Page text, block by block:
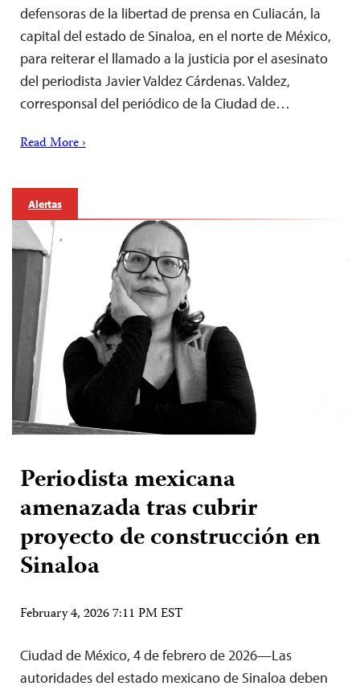
defensoras de la libertad de prensa en Culiacán, la
capital del estado de Sinaloa, en el norte de México,
para reiterar el llamado a la justicia por el asesinato
del periodista Javier Valdez Cárdenas. Valdez,
corresponsal del periódico de la Ciudad de…
Read More ›
Alertas
Periodista mexicana
amenazada tras cubrir
proyecto de construcción en
Sinaloa
February 4, 2026 7:11 PM EST
Ciudad de México, 4 de febrero de 2026—Las
autoridades del estado mexicano de Sinaloa deben